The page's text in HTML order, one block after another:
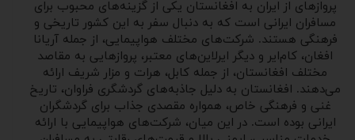
پروازهای از ایران به افغانستان یکی از گزینه‌های محبوب برای
مسافران ایرانی است که به دنبال سفر به این کشور تاریخی و
فرهنگی هستند. شرکت‌های مختلف هواپیمایی، از جمله آریانا
افغان، کام‌ایر و دیگر ایرلاین‌های معتبر، پروازهایی به مقاصد
مختلف افغانستان، از جمله کابل، هرات و مزار شریف ارائه
می‌دهند. افغانستان به دلیل جاذبه‌های گردشگری فراوان، تاریخ
غنی و فرهنگی خاص، همواره مقصدی جذاب برای گردشگران
ایرانی بوده است. در این میان، شرکت‌های هواپیمایی با ارائه